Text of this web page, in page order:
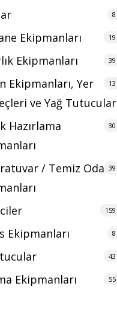
8
Ekipmanları 19
Ekipmanları 39
Ekipmanları, Yer
ve Yağ Tutucular
13
Hazırlama
30
/ Temiz Oda 39
159
Ekipmanları 8
43
Ekipmanları 55